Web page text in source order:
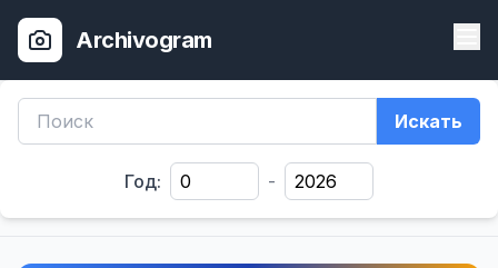
Archivogram
Искать
Год: -